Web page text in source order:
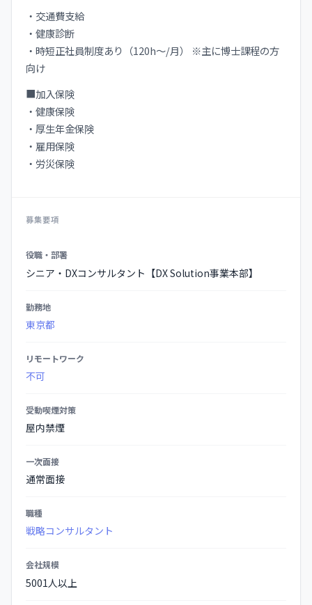
・交通費支給
・健康診断
・時短正社員制度あり（120h〜/月） ※主に博士課程の方
向け
■加入保険
・健康保険
・厚⽣年⾦保険
・雇⽤保険
・労災保険
募集要項
要
詳
役職・部署
シニア・DXコンサルタント【DX Solution事業本部】
勤務地
東京都
リモートワーク
不可
受動喫煙対策
屋内禁煙
一次面接
通常面接
職種
戦略コンサルタント
会社規模
5001人以上